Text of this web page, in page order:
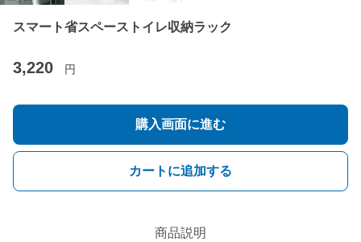
スマート省スペーストイレ収納ラック
3,220 円
購入画面に進む
カートに追加する
商品説明